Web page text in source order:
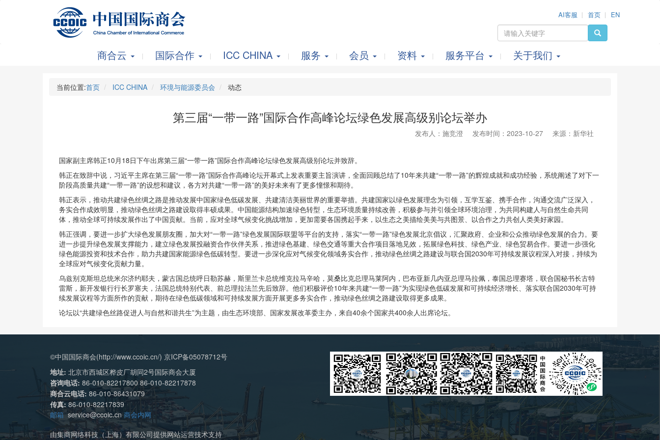
AI客服 首页 EN
商合云 国际合作 ICC CHINA 服务 会员 资料 服务平台 关于我们
当前位置:首页 ICC CHINA 环境与能源委员会 动态
第三届“一带一路”国际合作高峰论坛绿色发展高级别论坛举办
发布人：施竞澄 发布时间：2023-10-27 来源：新华社
国家副主席韩正10月18日下午出席第三届“一带一路”国际合作高峰论坛绿色发展高级别论坛并致辞。
韩正在致辞中说，习近平主席在第三届“一带一路”国际合作高峰论坛开幕式上发表重要主旨演讲，全面回顾总结了10年来共建“一带一路”的辉煌成就和成功经验，系统阐述了对下一
阶段高质量共建“一带一路”的设想和建议，各方对共建“一带一路”的美好未来有了更多憧憬和期待。
韩正表示，推动共建绿色丝绸之路是推动发展中国家绿色低碳发展、共建清洁美丽世界的重要举措。共建国家以绿色发展理念为引领，互学互鉴、携手合作，沟通交流广泛深入，
务实合作成效明显，推动绿色丝绸之路建设取得丰硕成果。中国能源结构加速绿色转型，生态环境质量持续改善，积极参与并引领全球环境治理，为共同构建人与自然生命共同
体，推动全球可持续发展作出了中国贡献。当前，应对全球气候变化挑战增加，更加需要各国携起手来，以生态之美描绘美美与共图景、以合作之力共创人类美好家园。
韩正强调，要进一步扩大绿色发展朋友圈，加大对“一带一路”绿色发展国际联盟等平台的支持，落实“一带一路”绿色发展北京倡议，汇聚政府、企业和公众推动绿色发展的合力。要
进一步提升绿色发展支撑能力，建立绿色发展投融资合作伙伴关系，推进绿色基建、绿色交通等重大合作项目落地见效，拓展绿色科技、绿色产业、绿色贸易合作。要进一步强化
绿色能源投资和技术合作，助力共建国家能源绿色低碳转型。要进一步深化应对气候变化领域务实合作，推动绿色丝绸之路建设与联合国2030年可持续发展议程深入对接，持续为
全球应对气候变化贡献力量。
乌兹别克斯坦总统米尔济约耶夫，蒙古国总统呼日勒苏赫，斯里兰卡总统维克拉马辛哈，莫桑比克总理马莱阿内，巴布亚新几内亚总理马拉佩，泰国总理赛塔，联合国秘书长古特
雷斯，新开发银行行长罗塞夫，法国总统特别代表、前总理拉法兰先后致辞。他们积极评价10年来共建“一带一路”为实现绿色低碳发展和可持续经济增长、落实联合国2030年可持
续发展议程等方面所作的贡献，期待在绿色低碳领域和可持续发展方面开展更多务实合作，推动绿色丝绸之路建设取得更多成果。
论坛以“共建绿色丝路促进人与自然和谐共生”为主题，由生态环境部、国家发展改革委主办，来自40余个国家共400余人出席论坛。
©中国国际商会(http://www.ccoic.cn/) 京ICP备05078712号
地址: 北京市西城区桦皮厂胡同2号国际商会大厦
咨询电话: 86-010-82217800 86-010-82217878
商合云电话: 86-010-86431079
传真: 86-010-82217839
邮箱 service@ccoic.cn商会内网
由集商网络科技（上海）有限公司提供网站运营技术支持